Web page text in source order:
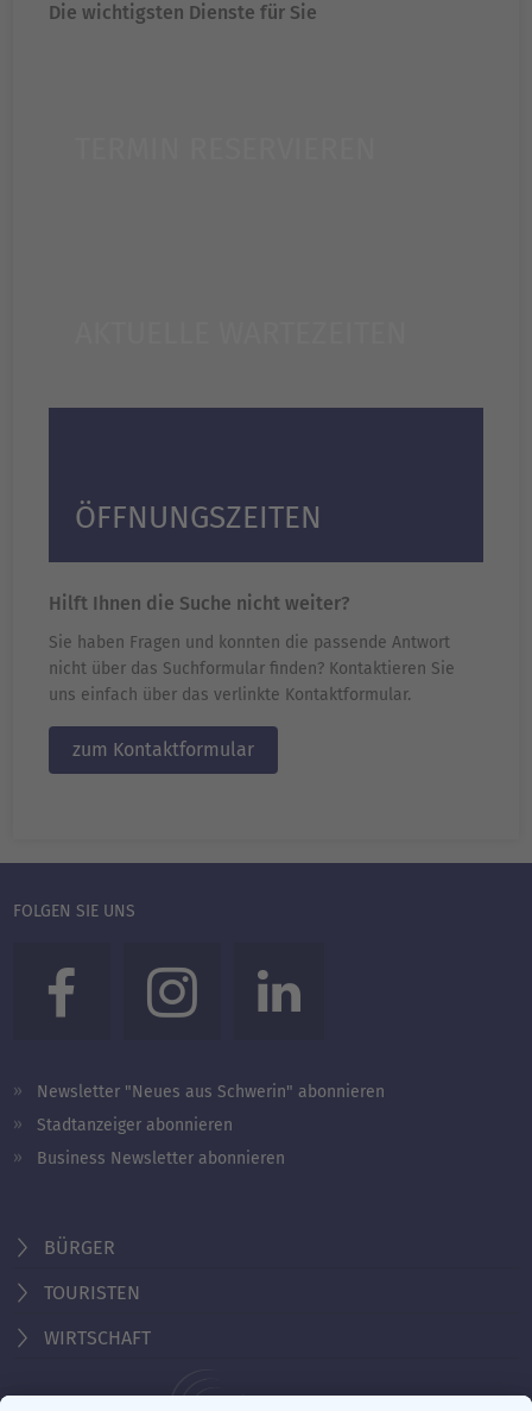
Die wichtigsten Dienste für Sie
ÖFFNUNGSZEITEN
Hilft Ihnen die Suche nicht weiter?
Sie haben Fragen und konnten die passende Antwort
nicht über das Suchformular finden? Kontaktieren Sie
uns einfach über das verlinkte Kontaktformular.
zum Kontaktformular
FOLGEN SIE UNS
Newsletter "Neues aus Schwerin" abonnieren
Stadtanzeiger abonnieren
Business Newsletter abonnieren
BÜRGER
TOURISTEN
WIRTSCHAFT